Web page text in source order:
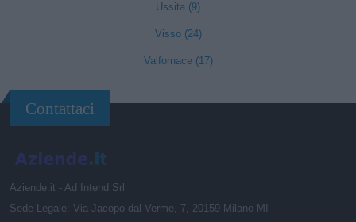
Ussita (9)
Visso (24)
Valfornace (17)
Contattaci
Aziende.it - Ad Intend Srl
Sede Legale: Via Jacopo dal Verme, 7, 20159 Milano MI